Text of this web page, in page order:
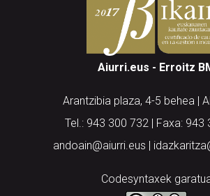
Aiurri.eus - Erroitz
Arantzibia plaza, 4-5 behea |
Tel.: 943 300 732 | Faxa: 943
andoain@aiurri.eus |
Codesyntaxek